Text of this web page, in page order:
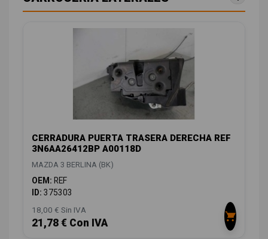
CERRADURA PUERTA TRASERA DERECHA REF
3N6AA26412BP A00118D
MAZDA 3 BERLINA (BK)
OEM: REF
ID: 375303
18,00 € Sin IVA
21,78 € Con IVA